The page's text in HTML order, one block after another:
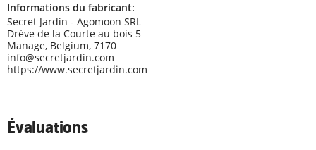
Informations du fabricant:
Secret Jardin - Agomoon SRL
Drève de la Courte au bois 5
Manage, Belgium, 7170
info@secretjardin.com
https://www.secretjardin.com
Évaluations